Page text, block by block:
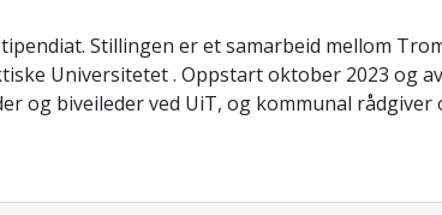
Stillingen er et samarbeid mellom
Universitetet . Oppstart oktober 2023 og
og biveileder ved UiT, og kommunal